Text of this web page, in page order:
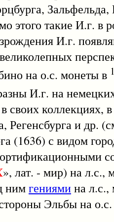
Зальфельда,
такие И.г. в
И.г.
на о.с. монеты в 1
И.г. на
своих коллекциях, в
и др.
(1636) с видом
», лат. - мир) на л.с.,
нимгениямина л.с.,
Эльбы на о.с.